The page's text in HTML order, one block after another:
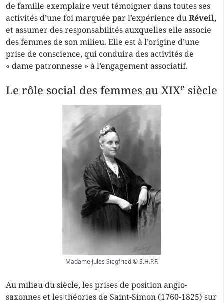
de famille exemplaire veut témoigner dans toutes ses
activités d’une foi marquée par l’expérience duRéveil,
et assumer des responsabilités auxquelles elle associe
des femmes de son milieu. Elle est à l’origine d’une
prise de conscience, qui conduira des activités de
« dame patronnesse » à l’engagement associatif.
Le rôle social des femmes au XIXe siècle
Madame Jules Siegfried © S.H.P.F.
Au milieu du siècle, les prises de position anglo-
saxonnes et les théories de Saint-Simon (1760-1825) sur